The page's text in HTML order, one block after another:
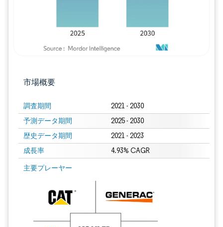
市場概要
調査期間 2021 - 2030
予測データ期間 2025 - 2030
歴史データ期間 2021 - 2023
成長率 4.93% CAGR
主要プレーヤー
画像 © Mordor Intelligence。再利用にはCC BY 4.0の表示が必要です。